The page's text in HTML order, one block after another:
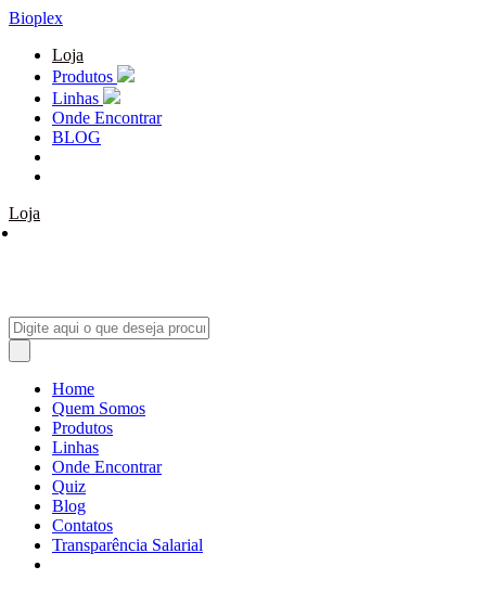
Bioplex
Loja
Produtos
Linhas
Onde Encontrar
BLOG
Loja
Home
Quem Somos
Produtos
Linhas
Onde Encontrar
Quiz
Blog
Contatos
Transparência Salarial